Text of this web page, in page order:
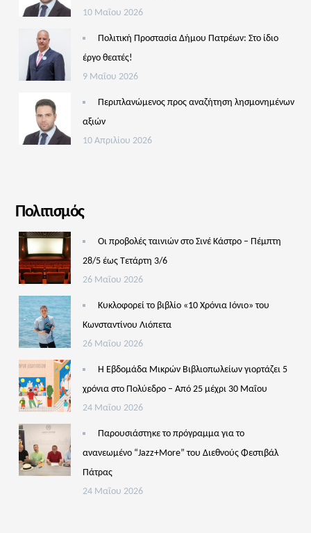
10 Μαΐου 2026
Πολιτική Προστασία Δήμου Πατρέων: Στο ίδιο
έργο θεατές!
9 Μαΐου 2026
Περιπλανώμενος προς αναζήτηση λησμονημένων
αξιών
10 Απριλίου 2026
Πολιτισμός
Οι προβολές ταινιών στο Σινέ Κάστρο – Πέμπτη
28/5 έως Τετάρτη 3/6
26 Μαΐου 2026
Κυκλοφορεί το βιβλίο «10 Χρόνια Ιόνιο» του
Κωνσταντίνου Λιόπετα
26 Μαΐου 2026
Η Εβδομάδα Μικρών Βιβλιοπωλείων γιορτάζει 5
χρόνια στο Πολύεδρο – Από 25 μέχρι 30 Μαΐου
24 Μαΐου 2026
Παρουσιάστηκε το πρόγραμμα για το
ανανεωμένο “Jazz+More” του Διεθνούς Φεστιβάλ
Πάτρας
24 Μαΐου 2026